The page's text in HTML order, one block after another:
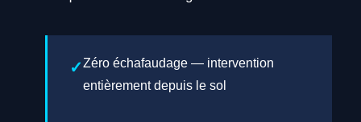
Zéro échafaudage — intervention
entièrement depuis le sol